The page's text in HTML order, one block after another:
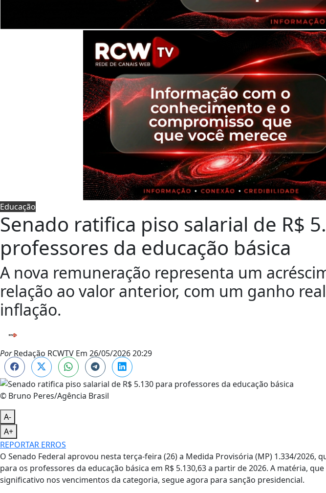
Educação
Senado ratifica piso salarial de R$
professores da educação básica
A nova remuneração representa um
relação ao valor anterior, com um ganho
inflação.
PorRedação RCWTV Em 26/05/2026 20:29
© Bruno Peres/Agência Brasil
A-
A+
REPORTAR ERROS
O Senado Federal aprovou nesta terça-feira (26) a Medida Provisória (MP) 1.334/2026,
para os professores da educação básica em R$ 5.130,63 a partir de 2026. A matéria,
significativo nos vencimentos da categoria, segue agora para sanção presidencial.